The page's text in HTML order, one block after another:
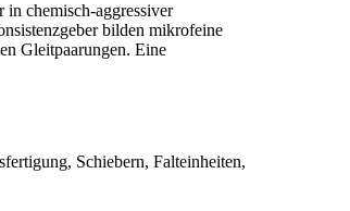
chemisch-aggressiver
bilden mikrofeine
Gleitpaarungen. Eine
Schiebern, Falteinheiten,